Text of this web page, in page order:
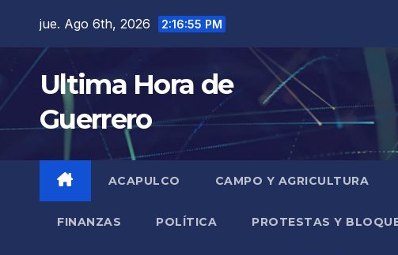
contenido
jue. Ago 6th, 2026 2:16:56 PM
Ultima Hora de
Guerrero
ACAPULCO CAMPO Y AGRICULTURA
FINANZAS POLÍTICA PROTESTAS Y